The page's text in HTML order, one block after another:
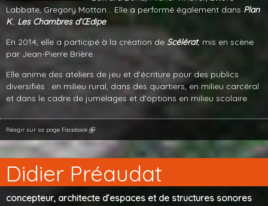
Labbate, Gregory Motton… Elle a performé également dans Plan
K., Les Chambres d’Œdipe.
En 2014, elle a participé à la création de Scélérat, mis en scène
par Jean-Pierre Brière.
Elle anime des ateliers de jeu et d’écriture pour des publics
diversifiés : en milieu rural, dans des quartiers, en milieu carcéral
et dans le cadre de jumelages et d’options en milieu scolaire.
Réagir sur sa page Facebook
Didier Préaudat
concepteur, architecte d’espaces et de structures sonores